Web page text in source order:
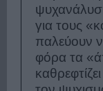
για τους
παλεύουν
φόρα τα
καθρεφτίζει